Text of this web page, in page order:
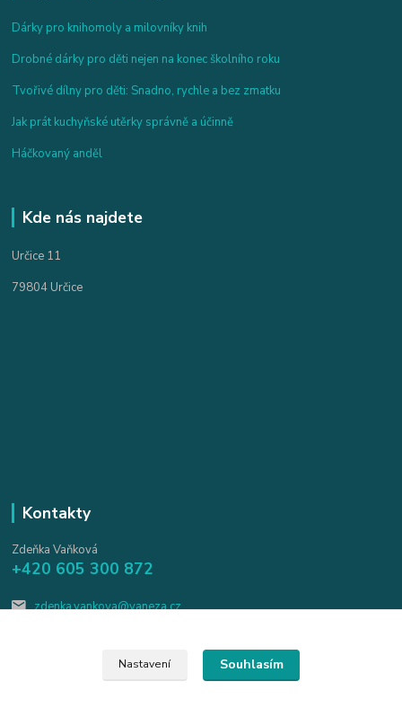
Dárky pro knihomoly a milovníky knih
Drobné dárky pro děti nejen na konec školního roku
Tvořivé dílny pro děti: Snadno, rychle a bez zmatku
Jak prát kuchyňské utěrky správně a účinně
Háčkovaný anděl
Kde nás najdete
Určice 11
79804 Určice
Kontakty
Zdeňka Vaňková
+420 605 300 872
zdenka.vankova@vaneza.cz
Nastavení Souhlasím